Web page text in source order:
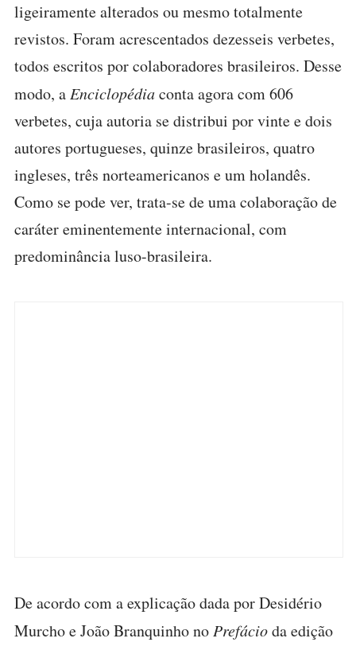
ligeiramente alterados ou mesmo totalmente
revistos. Foram acrescentados dezesseis verbetes,
todos escritos por colaboradores brasileiros. Desse
modo, a Enciclopédiaconta agora com 606
verbetes, cuja autoria se distribui por vinte e dois
autores portugueses, quinze brasileiros, quatro
ingleses, três norteamericanos e um holandês.
Como se pode ver, trata-se de uma colaboração de
caráter eminentemente internacional, com
predominância luso-brasileira.
De acordo com a explicação dada por Desidério
Murcho e João Branquinho no Prefácioda edição